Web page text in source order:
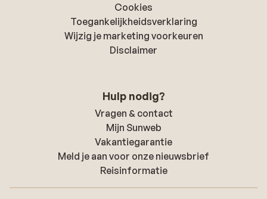
Cookies
Toegankelijkheidsverklaring
Wijzig je marketing voorkeuren
Disclaimer
Hulp nodig?
Vragen & contact
Mijn Sunweb
Vakantiegarantie
Meld je aan voor onze nieuwsbrief
Reisinformatie